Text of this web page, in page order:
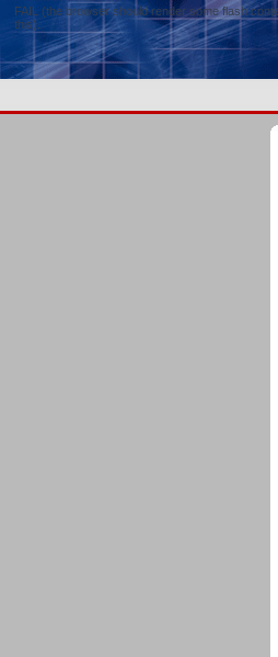
FAIL (the browser should render some flash
this).